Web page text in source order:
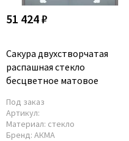
51 424 ₽
Сакура двухстворчатая
распашная стекло
беcцветное матовое
Под заказ
Артикул:
Материал: стекло
Бренд: АКМА